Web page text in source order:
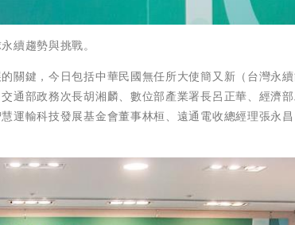
續趨勢與挑戰。
關鍵，今日包括中華民國無任所大使簡又新（台灣永
通部政務次長胡湘麟、數位部產業署長呂正華、經濟
運輸科技發展基金會董事林桓、遠通電收總經理張永